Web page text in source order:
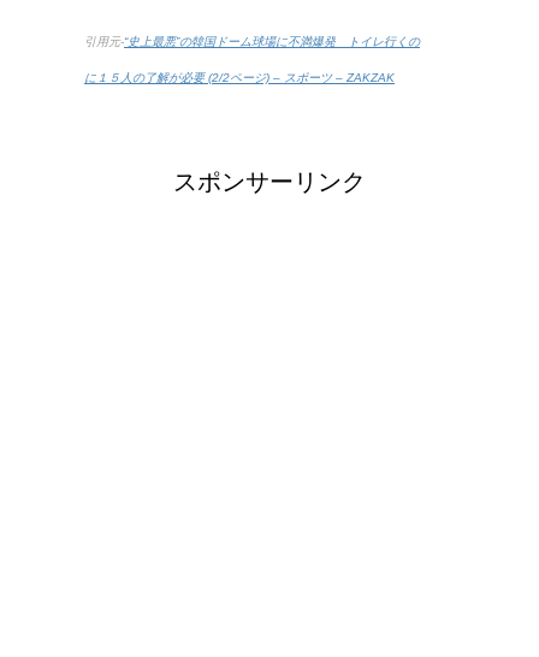
何が違うの？
引用元-“史上最悪”の韓国ドーム球場に不満爆発 トイレ行くの
に１５人の了解が必要 (2/2ページ) – スポーツ – ZAKZAK
スポンサーリンク